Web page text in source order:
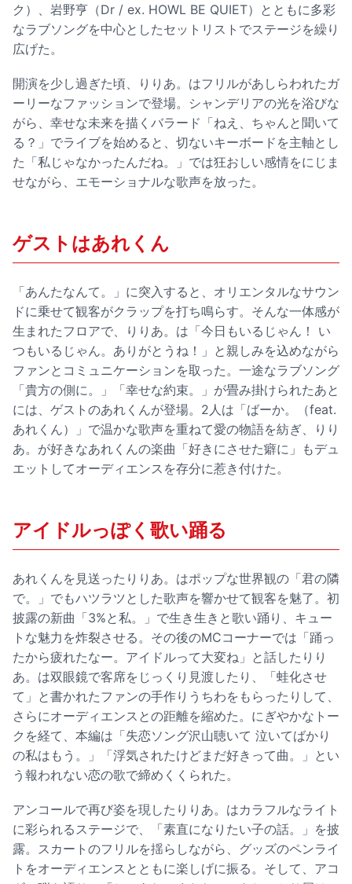
ク）、岩野亨（Dr / ex. HOWL BE QUIET）とともに多彩
なラブソングを中心としたセットリストでステージを繰り
広げた。
開演を少し過ぎた頃、りりあ。はフリルがあしらわれたガ
ーリーなファッションで登場。シャンデリアの光を浴びな
がら、幸せな未来を描くバラード「ねえ、ちゃんと聞いて
る？」でライブを始めると、切ないキーボードを主軸とし
た「私じゃなかったんだね。」では狂おしい感情をにじま
せながら、エモーショナルな歌声を放った。
ゲストはあれくん
「あんたなんて。」に突入すると、オリエンタルなサウン
ドに乗せて観客がクラップを打ち鳴らす。そんな一体感が
生まれたフロアで、りりあ。は「今日もいるじゃん！ い
つもいるじゃん。ありがとうね！」と親しみを込めながら
ファンとコミュニケーションを取った。一途なラブソング
「貴方の側に。」「幸せな約束。」が畳み掛けられたあと
には、ゲストのあれくんが登場。2人は「ばーか。（feat.
あれくん）」で温かな歌声を重ねて愛の物語を紡ぎ、りり
あ。が好きなあれくんの楽曲「好きにさせた癖に」もデュ
エットしてオーディエンスを存分に惹き付けた。
アイドルっぽく歌い踊る
あれくんを見送ったりりあ。はポップな世界観の「君の隣
で。」でもハツラツとした歌声を響かせて観客を魅了。初
披露の新曲「3%と私。」で生き生きと歌い踊り、キュー
トな魅力を炸裂させる。その後のMCコーナーでは「踊っ
たから疲れたなー。アイドルって大変ね」と話したりり
あ。は双眼鏡で客席をじっくり見渡したり、「蛙化させ
て」と書かれたファンの手作りうちわをもらったりして、
さらにオーディエンスとの距離を縮めた。にぎやかなトー
クを経て、本編は「失恋ソング沢山聴いて 泣いてばかり
の私はもう。」「浮気されたけどまだ好きって曲。」とい
う報われない恋の歌で締めくくられた。
アンコールで再び姿を現したりりあ。はカラフルなライト
に彩られるステージで、「素直になりたい子の話。」を披
露。スカートのフリルを揺らしながら、グッズのペンライ
トをオーディエンスとともに楽しげに振る。そして、アコ